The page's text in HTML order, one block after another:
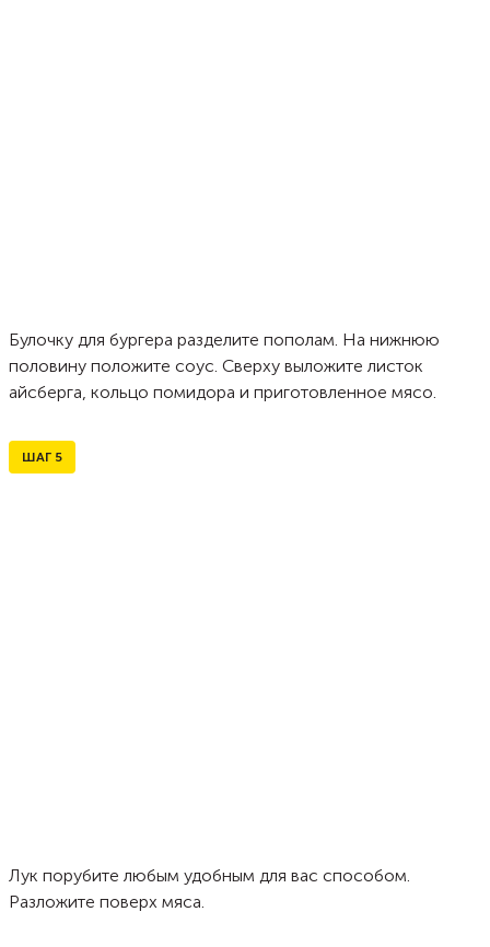
Булочку для бургера разделите пополам. На нижнюю
половину положите соус. Сверху выложите листок
айсберга, кольцо помидора и приготовленное мясо.
ШАГ 5
Лук порубите любым удобным для вас способом.
Разложите поверх мяса.